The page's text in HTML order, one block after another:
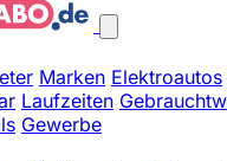
Marken Elektroautos
Laufzeiten
Gewerbe